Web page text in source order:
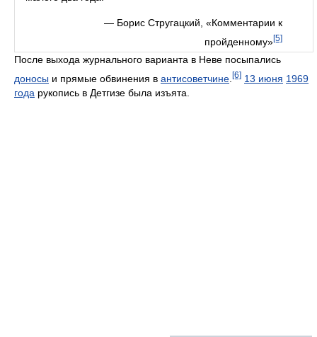
— Борис Стругацкий, «Комментарии к
пройденному»[5]
После выхода журнального варианта в Неве посыпались
доносы и прямые обвинения в антисоветчине [6] 13 июня 1969
года рукопись в Детгизе была изъята.